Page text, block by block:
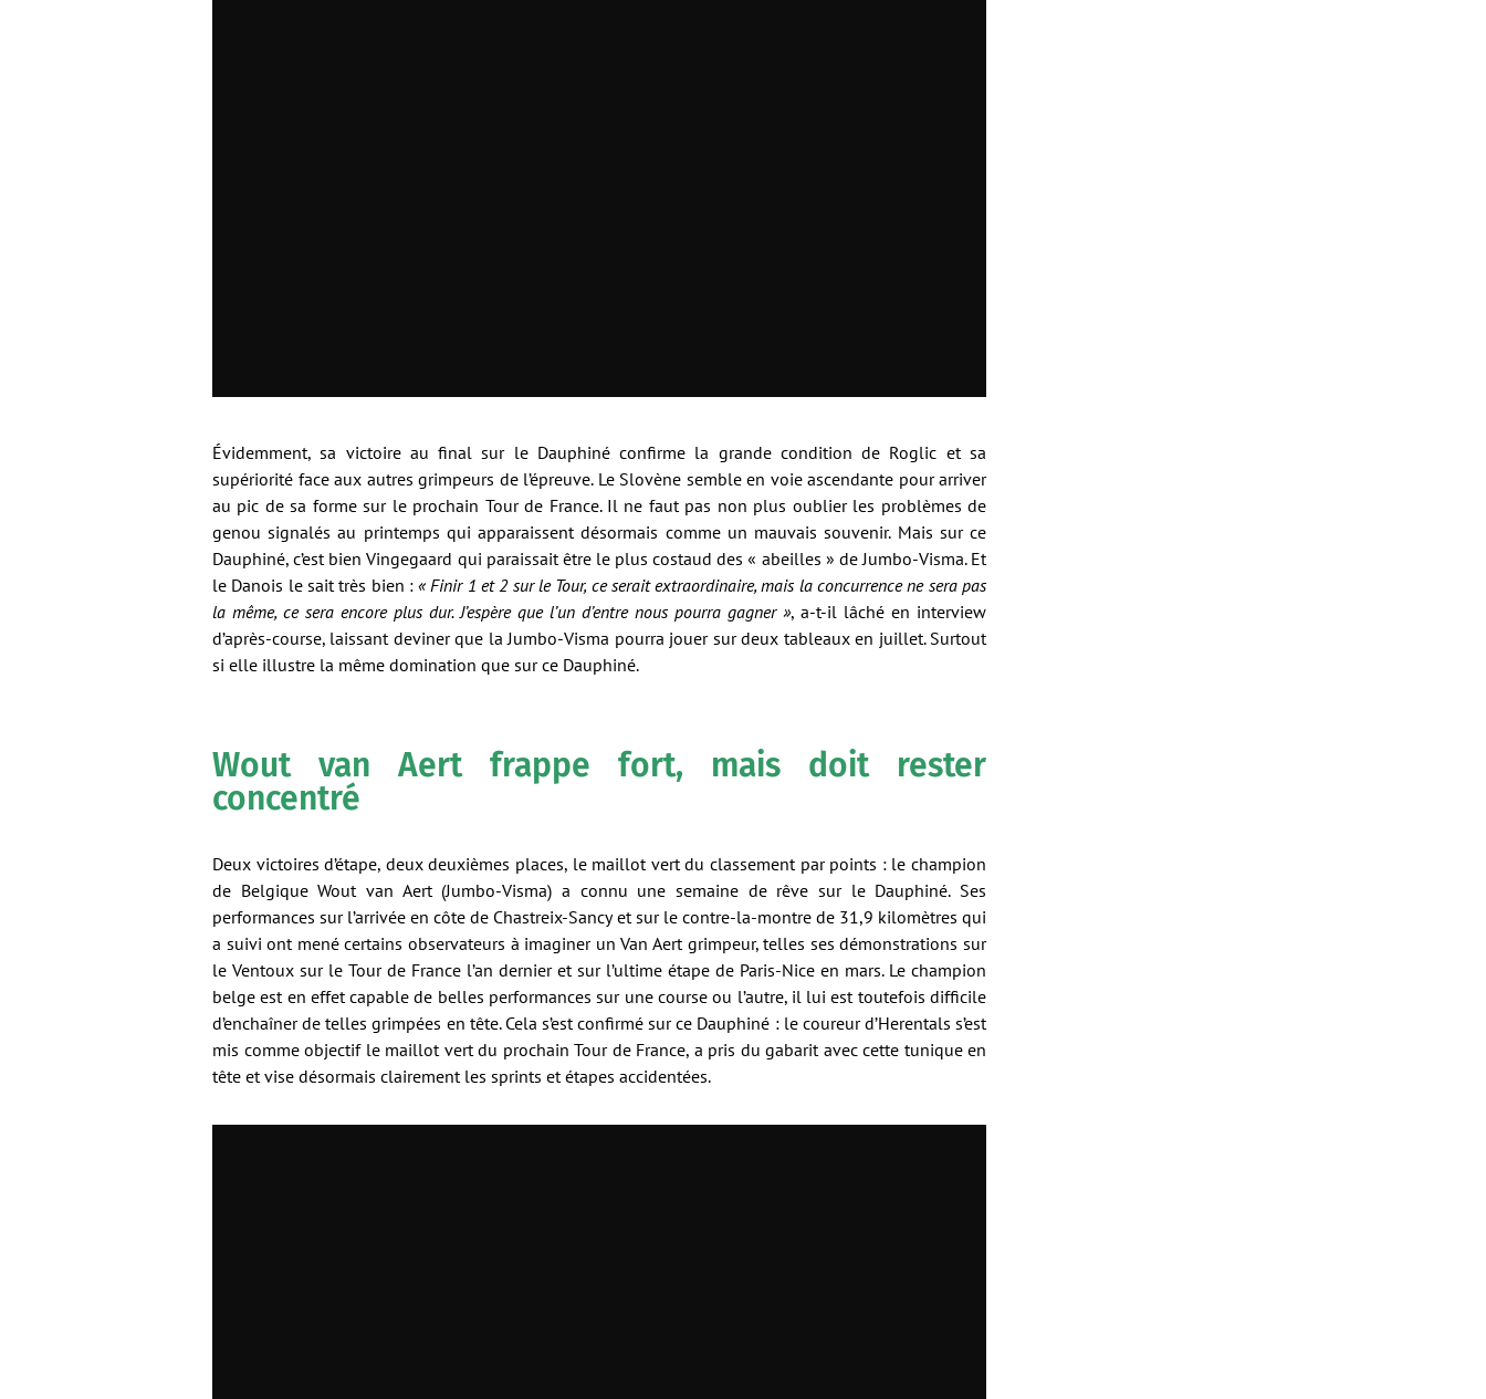
Évidemment, sa victoire au final sur le Dauphiné confirme la grande condition de Roglic et sa
supériorité face aux autres grimpeurs de l’épreuve. Le Slovène semble en voie ascendante pour arriver
au pic de sa forme sur le prochain Tour de France. Il ne faut pas non plus oublier les problèmes de
genou signalés au printemps qui apparaissent désormais comme un mauvais souvenir. Mais sur ce
Dauphiné, c’est bien Vingegaard qui paraissait être le plus costaud des « abeilles » de Jumbo-Visma. Et
le Danois le sait très bien :« Finir 1 et 2 sur le Tour, ce serait extraordinaire, mais la concurrence ne sera pas
la même, ce sera encore plus dur. J’espère que l’un d’entre nous pourra gagner », a-t-il lâché en interview
d’après-course, laissant deviner que la Jumbo-Visma pourra jouer sur deux tableaux en juillet. Surtout
si elle illustre la même domination que sur ce Dauphiné.
Wout van Aert frappe fort, mais doit rester
concentré
Deux victoires d’étape, deux deuxièmes places, le maillot vert du classement par points : le champion
de Belgique Wout van Aert (Jumbo-Visma) a connu une semaine de rêve sur le Dauphiné. Ses
performances sur l’arrivée en côte de Chastreix-Sancy et sur le contre-la-montre de 31,9 kilomètres qui
a suivi ont mené certains observateurs à imaginer un Van Aert grimpeur, telles ses démonstrations sur
le Ventoux sur le Tour de France l’an dernier et sur l’ultime étape de Paris-Nice en mars. Le champion
belge est en effet capable de belles performances sur une course ou l’autre, il lui est toutefois difficile
d’enchaîner de telles grimpées en tête. Cela s’est confirmé sur ce Dauphiné : le coureur d’Herentals s’est
mis comme objectif le maillot vert du prochain Tour de France, a pris du gabarit avec cette tunique en
tête et vise désormais clairement les sprints et étapes accidentées.